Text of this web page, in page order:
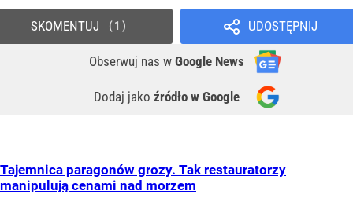
UDOSTĘPNIJ
Obserwuj nas w Google News
Dodaj jako źródło w Google
SKOMENTUJ 1
Tajemnica paragonów grozy. Tak restauratorzy
manipulują cenami nad morzem